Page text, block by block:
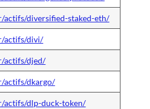
diversified-staked-eth/
actifs/divi/
actifs/djed/
actifs/dkargo/
actifs/dlp-duck-token/